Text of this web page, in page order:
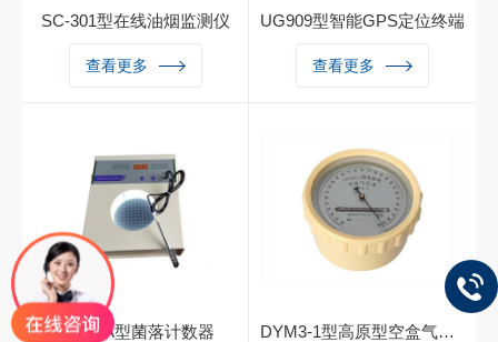
SC-301型在线油烟监测仪
油烟在线检测仪使用专用的油
烟传感器技术来实现对油烟浓
在线油烟检测仪 油烟在线检
测仪 油烟在线监测仪 油烟监
测仪 油烟检测仪该设备适用
于各类工业处理、饭店、餐
厅、食堂、大排档等的油烟在
线监测。
查看更多
UG909型智能GPS定位终端
UG909型智能GPS定位终端
搭载专业定位芯片，使用专利
定位芯片，自主AlSoC处理芯
片好用还能放心用，6+128大
容量存储配置，棚格矢量数据
一机搞定UG909，强悍生产
查看更多
SC-98A型菌落计数器 DYM3-1型高原型空盒气压表